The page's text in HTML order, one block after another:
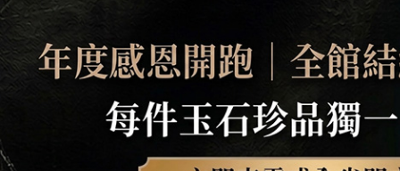
子、緬甸玉手鍊、緬甸玉
珠串、緬甸玉珠子、緬甸
玉手珠。★附A貨翡翠雙
證書
子、緬甸玉手鍊、緬甸玉
珠串、緬甸玉珠子、緬甸
玉手珠。★附A貨翡翠雙
證書